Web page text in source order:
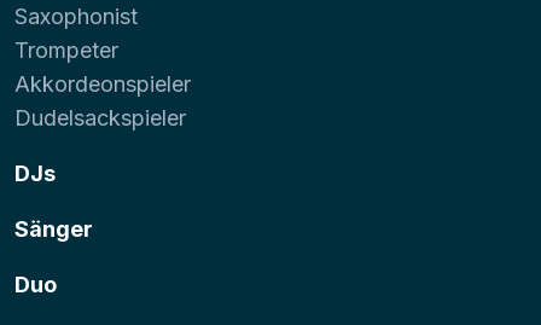
Saxophonist
Trompeter
Akkordeonspieler
Dudelsackspieler
DJs
Sänger
Duo